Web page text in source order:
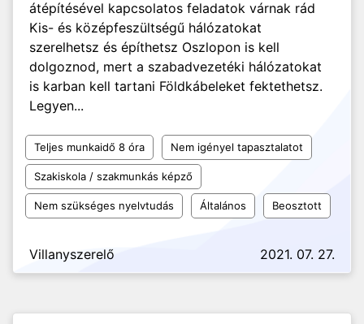
átépítésével kapcsolatos feladatok várnak rád
Kis- és középfeszültségű hálózatokat
szerelhetsz és építhetsz Oszlopon is kell
dolgoznod, mert a szabadvezetéki hálózatokat
is karban kell tartani Földkábeleket fektethetsz.
Legyen...
Teljes munkaidő 8 óra Nem igényel tapasztalatot
Szakiskola / szakmunkás képző
Nem szükséges nyelvtudás Általános Beosztott
Villanyszerelő 2021. 07. 27.